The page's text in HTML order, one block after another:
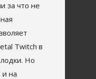
за что не
Twitch в
Но
и на